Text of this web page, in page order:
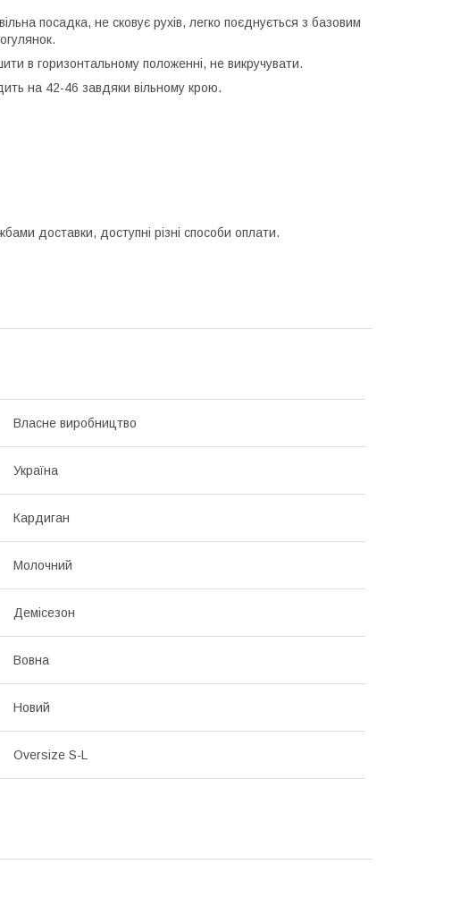
посадка, не сковує рухів, легко поєднується з базовим
в горизонтальному положенні, не викручувати.
на 42-46 завдяки вільному крою.
доставки, доступні різні способи оплати.
Власне виробництво
Україна
Кардиган
Молочний
Демісезон
Вовна
Новий
Oversize S-L